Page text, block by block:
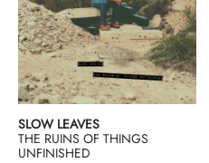
SLOW LEAVES
THE RUINS OF THINGS
UNFINISHED